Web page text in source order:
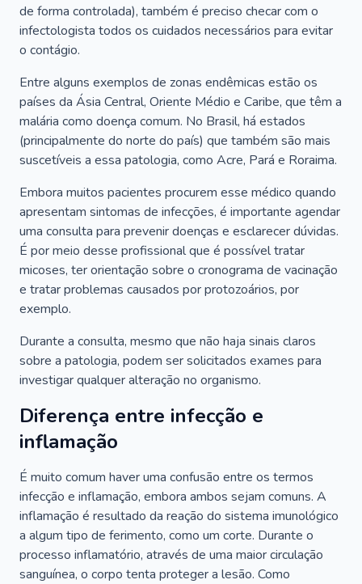
de forma controlada), também é preciso checar com o
infectologista todos os cuidados necessários para evitar
o contágio.
Entre alguns exemplos de zonas endêmicas estão os
países da Ásia Central, Oriente Médio e Caribe, que têm a
malária como doença comum. No Brasil, há estados
(principalmente do norte do país) que também são mais
suscetíveis a essa patologia, como Acre, Pará e Roraima.
Embora muitos pacientes procurem esse médico quando
apresentam sintomas de infecções, é importante agendar
uma consulta para prevenir doenças e esclarecer dúvidas.
É por meio desse profissional que é possível tratar
micoses, ter orientação sobre o cronograma de vacinação
e tratar problemas causados por protozoários, por
exemplo.
Durante a consulta, mesmo que não haja sinais claros
sobre a patologia, podem ser solicitados exames para
investigar qualquer alteração no organismo.
Diferença entre infecção e
inflamação
É muito comum haver uma confusão entre os termos
infecção e inflamação, embora ambos sejam comuns. A
inflamação é resultado da reação do sistema imunológico
a algum tipo de ferimento, como um corte. Durante o
processo inflamatório, através de uma maior circulação
sanguínea, o corpo tenta proteger a lesão. Como